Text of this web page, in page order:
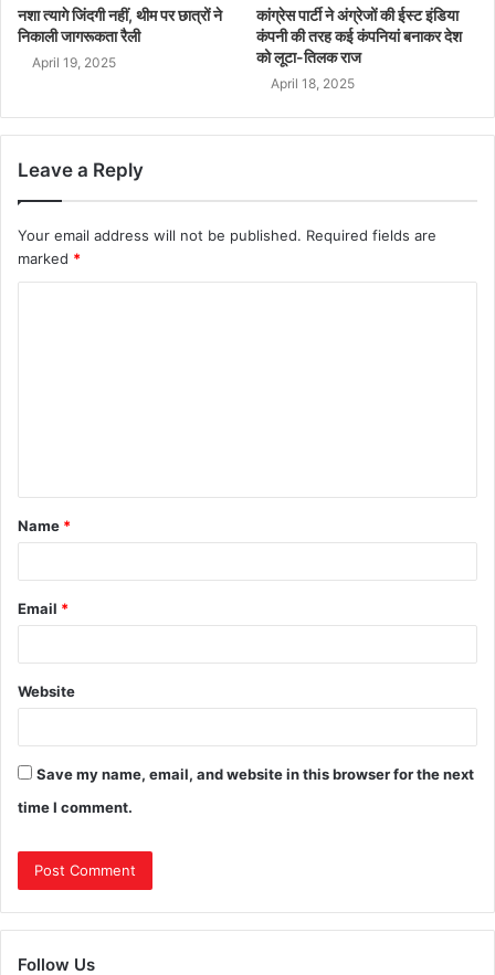
नशा त्यागे जिंदगी नहीं, थीम पर छात्रों ने
निकाली जागरूकता रैली
April 19, 2025
कांग्रेस पार्टी ने अंग्रेजों की ईस्ट इंडिया
कंपनी की तरह कई कंपनियां बनाकर देश
को लूटा-तिलक राज
April 18, 2025
Leave a Reply
Your email address will not be published. Required fields are
marked *
Name *
Email *
Website
Save my name, email, and website in this browser for the next
time I comment.
Follow Us